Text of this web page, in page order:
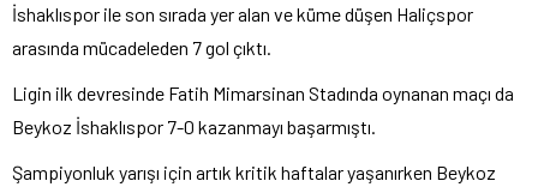
İshaklıspor ile son sırada yer alan ve küme düşen Haliçspor
arasında mücadeleden 7 gol çıktı.
Ligin ilk devresinde Fatih Mimarsinan Stadında oynanan maçı da
Beykoz İshaklıspor 7-0 kazanmayı başarmıştı.
Şampiyonluk yarışı için artık kritik haftalar yaşanırken Beykoz